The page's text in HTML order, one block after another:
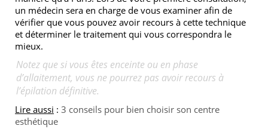
un médecin sera en charge de vous examiner afin de
vérifier que vous pouvez avoir recours à cette technique
et déterminer le traitement qui vous correspondra le
mieux.
Notez que si vous êtes enceinte ou en phase
d’allaitement, vous ne pourrez pas avoir recours à
l’épilation définitive.
Lire aussi : 3 conseils pour bien choisir son centre
esthétique